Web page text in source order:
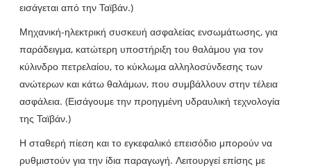
εισάγεται από την Ταϊβάν.)
Μηχανική-ηλεκτρική συσκευή ασφαλείας ενσωμάτωσης, για
παράδειγμα, κατώτερη υποστήριξη του θαλάμου για τον
κύλινδρο πετρελαίου, το κύκλωμα αλληλοσύνδεσης των
ανώτερων και κάτω θαλάμων, που συμβάλλουν στην τέλεια
ασφάλεια. (Εισάγουμε την προηγμένη υδραυλική τεχνολογία
της Ταϊβάν.)
Η σταθερή πίεση και το εγκεφαλικό επεισόδιο μπορούν να
ρυθμιστούν για την ίδια παραγωγή. Λειτουργεί επίσης με